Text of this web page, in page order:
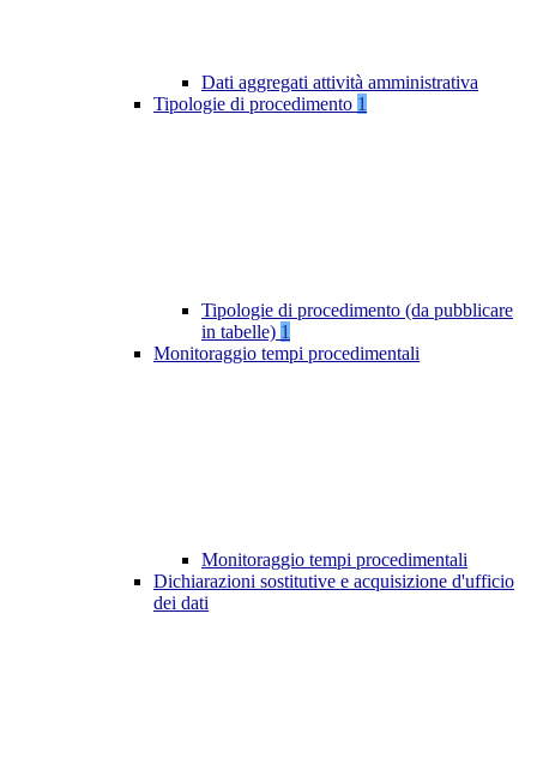
Dati aggregati attività amministrativa
Tipologie di procedimento 1
Tipologie di procedimento (da pubblicare
in tabelle) 1
Monitoraggio tempi procedimentali
Monitoraggio tempi procedimentali
Dichiarazioni sostitutive e acquisizione d'ufficio
dei dati